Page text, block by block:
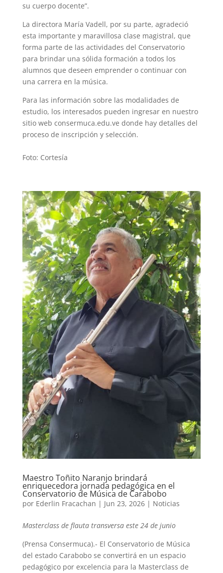
su cuerpo docente”.
La directora María Vadell, por su parte, agradeció
esta importante y maravillosa clase magistral, que
forma parte de las actividades del Conservatorio
para brindar una sólida formación a todos los
alumnos que deseen emprender o continuar con
una carrera en la música.
Para las información sobre las modalidades de
estudio, los interesados pueden ingresar en nuestro
sitio web consermuca.edu.ve donde hay detalles del
proceso de inscripción y selección.
Foto: Cortesía
Maestro Toñito Naranjo brindará
enriquecedora jornada pedagógica en el
Conservatorio de Música de Carabobo
por Ederlin Fracachan | Jun 23, 2026| Noticias
Masterclass de flauta transversa este 24 de junio
(Prensa Consermuca).- El Conservatorio de Música
del estado Carabobo se convertirá en un espacio
pedagógico por excelencia para la Masterclass de